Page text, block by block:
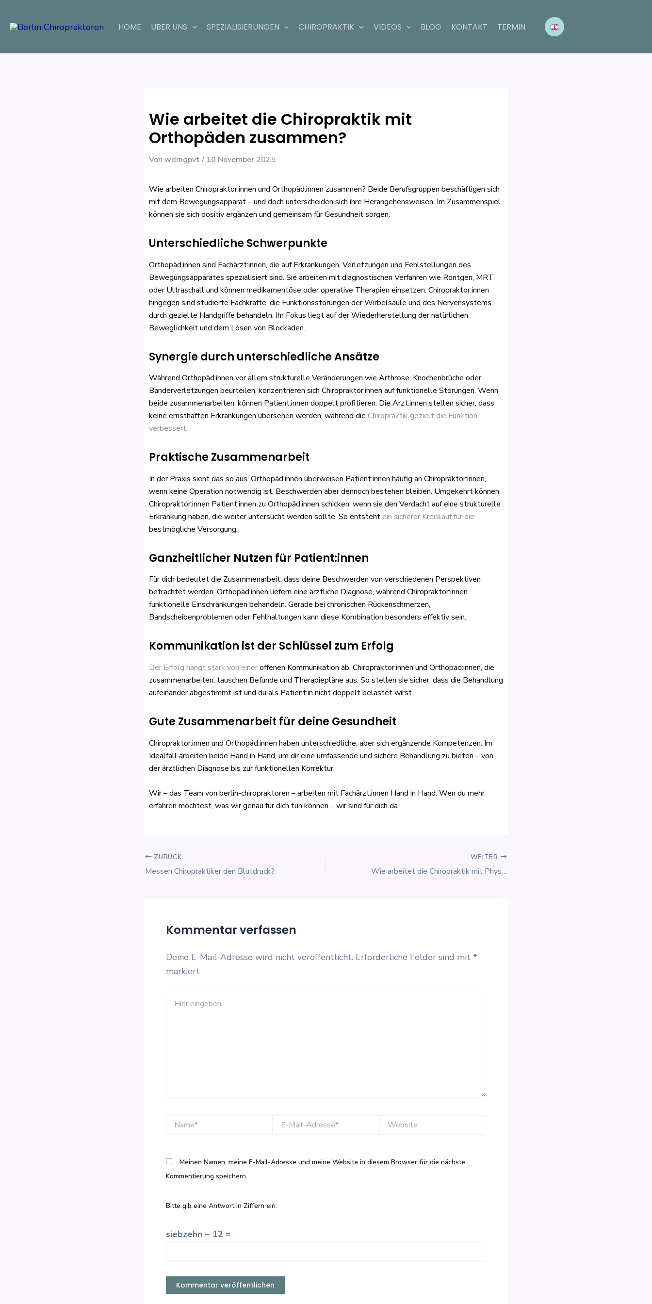
Inhalt
springen
HOME UBER UNS SPEZIALISIERUNGEN CHIROPRAKTIK VIDEOS BLOG KONTAKT TERMIN
Wie arbeitet die Chiropraktik mit
Orthopäden zusammen?
Von wdmgpvt/ 10 November 2025
Wie arbeiten Chiropraktor:innen und Orthopäd:innen zusammen? Beide Berufsgruppen beschäftigen sich
mit dem Bewegungsapparat – und doch unterscheiden sich ihre Herangehensweisen. Im Zusammenspiel
können sie sich positiv ergänzen und gemeinsam für Gesundheit sorgen.
Unterschiedliche Schwerpunkte
Orthopäd:innen sind Fachärzt:innen, die auf Erkrankungen, Verletzungen und Fehlstellungen des
Bewegungsapparates spezialisiert sind. Sie arbeiten mit diagnostischen Verfahren wie Röntgen, MRT
oder Ultraschall und können medikamentöse oder operative Therapien einsetzen. Chiropraktor:innen
hingegen sind studierte Fachkräfte, die Funktionsstörungen der Wirbelsäule und des Nervensystems
durch gezielte Handgriffe behandeln. Ihr Fokus liegt auf der Wiederherstellung der natürlichen
Beweglichkeit und dem Lösen von Blockaden.
Synergie durch unterschiedliche Ansätze
Während Orthopäd:innen vor allem strukturelle Veränderungen wie Arthrose, Knochenbrüche oder
Bänderverletzungen beurteilen, konzentrieren sich Chiropraktor:innen auf funktionelle Störungen. Wenn
beide zusammenarbeiten, können Patient:innen doppelt profitieren: Die Ärzt:innen stellen sicher, dass
keine ernsthaften Erkrankungen übersehen werden, während die Chiropraktik gezielt die Funktion
verbessert.
Praktische Zusammenarbeit
In der Praxis sieht das so aus: Orthopäd:innen überweisen Patient:innen häufig an Chiropraktor:innen,
wenn keine Operation notwendig ist, Beschwerden aber dennoch bestehen bleiben. Umgekehrt können
Chiropraktor:innen Patient:innen zu Orthopäd:innen schicken, wenn sie den Verdacht auf eine strukturelle
Erkrankung haben, die weiter untersucht werden sollte. So entsteht ein sicherer Kreislauf für die
bestmögliche Versorgung.
Ganzheitlicher Nutzen für Patient:innen
Für dich bedeutet die Zusammenarbeit, dass deine Beschwerden von verschiedenen Perspektiven
betrachtet werden. Orthopäd:innen liefern eine ärztliche Diagnose, während Chiropraktor:innen
funktionelle Einschränkungen behandeln. Gerade bei chronischen Rückenschmerzen,
Bandscheibenproblemen oder Fehlhaltungen kann diese Kombination besonders effektiv sein.
Kommunikation ist der Schlüssel zum Erfolg
Der Erfolg hängt stark von eineroffenen Kommunikation ab. Chiropraktor:innen und Orthopäd:innen, die
zusammenarbeiten, tauschen Befunde und Therapiepläne aus. So stellen sie sicher, dass die Behandlung
aufeinander abgestimmt ist und du als Patient:in nicht doppelt belastet wirst.
Gute Zusammenarbeit für deine Gesundheit
Chiropraktor:innen und Orthopäd:innen haben unterschiedliche, aber sich ergänzende Kompetenzen. Im
Idealfall arbeiten beide Hand in Hand, um dir eine umfassende und sichere Behandlung zu bieten – von
der ärztlichen Diagnose bis zur funktionellen Korrektur.
Wir – das Team von berlin-chiropraktoren – arbeiten mit Fachärzt:innen Hand in Hand. Wen du mehr
erfahren möchtest, was wir genau für dich tun können – wir sind für dich da.
ZURÜCK
Messen Chiropraktiker den Blutdruck?
WEITER
Wie arbeitet die Chiropraktik mit Physiotherapeuten zusammen?
Kommentar verfassen
Deine E-Mail-Adresse wird nicht veröffentlicht. Erforderliche Felder sind mit *
markiert
eingeben…
Mail-
Meinen Namen, meine E-Mail-Adresse und meine Website in diesem Browser für die nächste
Kommentierung speichern.
Bitte gib eine Antwort in Ziffern ein:
siebzehn − 12 =